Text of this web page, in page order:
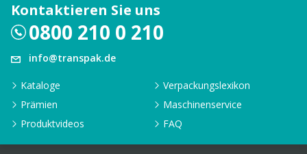
Kontaktieren Sie uns
0800 210 0 210
info@transpak.de
Kataloge
Verpackungslexikon
Prämien
Maschinenservice
Produktvideos
FAQ